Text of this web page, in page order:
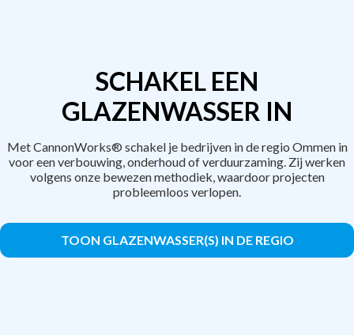
SCHAKEL EEN
GLAZENWASSER IN
Met CannonWorks® schakel je bedrijven in de regio Ommen in
voor een verbouwing, onderhoud of verduurzaming. Zij werken
volgens onze bewezen methodiek, waardoor projecten
probleemloos verlopen.
TOON GLAZENWASSER(S) IN DE REGIO